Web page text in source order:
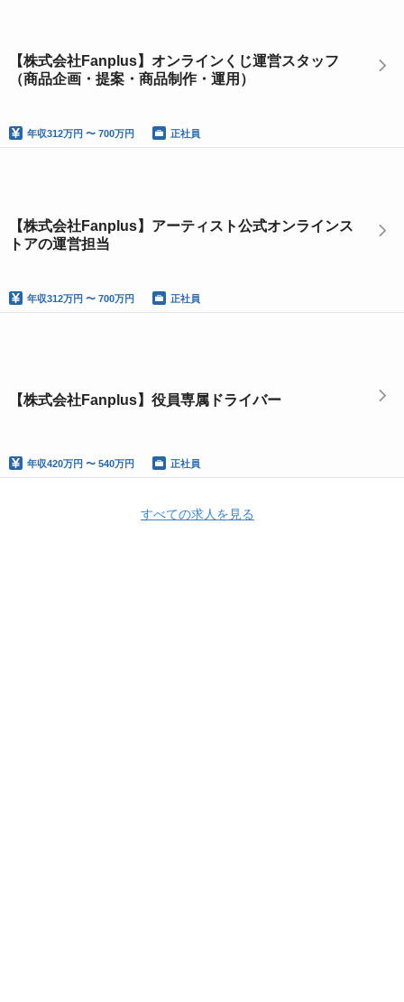
【株式会社Fanplus】オンラインくじ運営スタッフ
（商品企画・提案・商品制作・運用）
年収312万円 〜 700万円 正社員
【株式会社Fanplus】アーティスト公式オンラインス
トアの運営担当
年収312万円 〜 700万円 正社員
【株式会社Fanplus】役員専属ドライバー
年収420万円 〜 540万円 正社員
すべての求人を見る